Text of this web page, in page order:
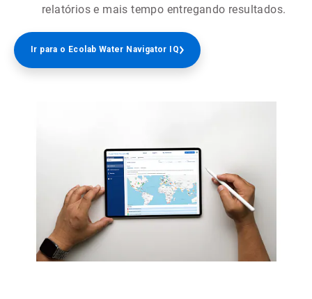
relatórios e mais tempo entregando resultados.
Ir para o Ecolab Water Navigator IQ